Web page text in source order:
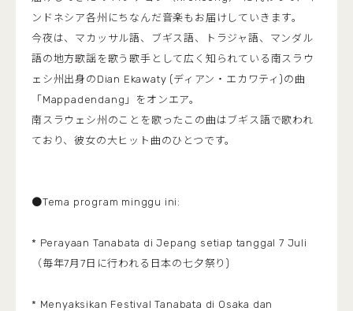
ンドネシア各州にちなんだ音楽もお届けしていきます。
今夜は、マカッサル語、ブギス語、トラジャ語、マンダル
語の地方歌謡を歌う歌手として広く知られている南スラウ
ェシ州出身のDian Ekawaty (ディアン・エカワティ)の曲
「Mappadendang」をオンエア。
南スラウェシ州のことを歌ったこの曲はブギス語で歌われ
ており、彼女の大ヒット曲のひとつです。
●Tema program minggu ini:
* Perayaan Tanabata di Jepang setiap tanggal 7 Juli
（毎年7月7日に行われる日本の七夕祭り)
* Menyaksikan Festival Tanabata di Osaka dan